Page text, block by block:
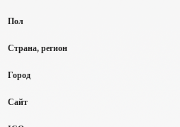
Пол
Страна, регион
Город
Сайт